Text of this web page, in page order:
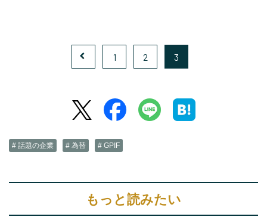
1 2 3
# 話題の企業 # 為替 # GPIF
もっと読みたい